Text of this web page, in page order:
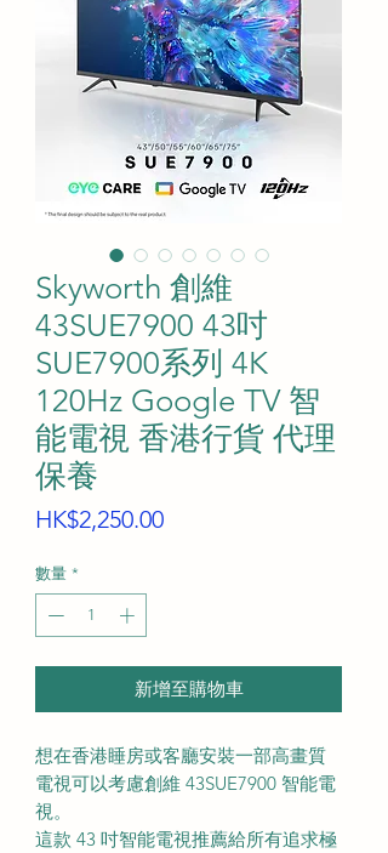
Skyworth 創維
43SUE7900 43吋
SUE7900系列 4K
120Hz Google TV 智
能電視 香港行貨 代理
保養
HK$2,250.00價
數量 *
新增至購物車
想在香港睡房或客廳安裝一部高畫質
電視可以考慮創維 43SUE7900 智能電
視。
這款 43 吋智能電視推薦給所有追求極